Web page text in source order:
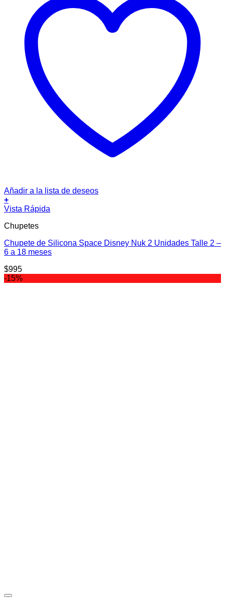
Añadir a la lista de deseos
+
Vista Rápida
Chupetes
Chupete de Silicona Space Disney Nuk 2 Unidades Talle 2 –
6 a 18 meses
$995
-15%